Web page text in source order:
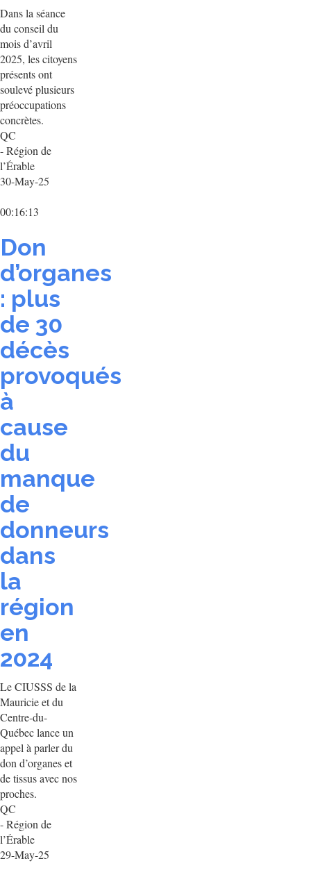
Dans la séance
du conseil du
mois d’avril
2025, les citoyens
présents ont
soulevé plusieurs
préoccupations
concrètes.
QC
- Région de
l’Érable
30-May-25
00:16:13
Don
d’organes
: plus
de 30
décès
provoqués
à
cause
du
manque
de
donneurs
dans
la
région
en
2024
Le CIUSSS de la
Mauricie et du
Centre-du-
Québec lance un
appel à parler du
don d’organes et
de tissus avec nos
proches.
QC
- Région de
l’Érable
29-May-25